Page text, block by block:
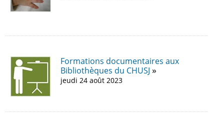
Formations documentaires aux
Bibliothèques du CHUSJ
jeudi 24 août 2023